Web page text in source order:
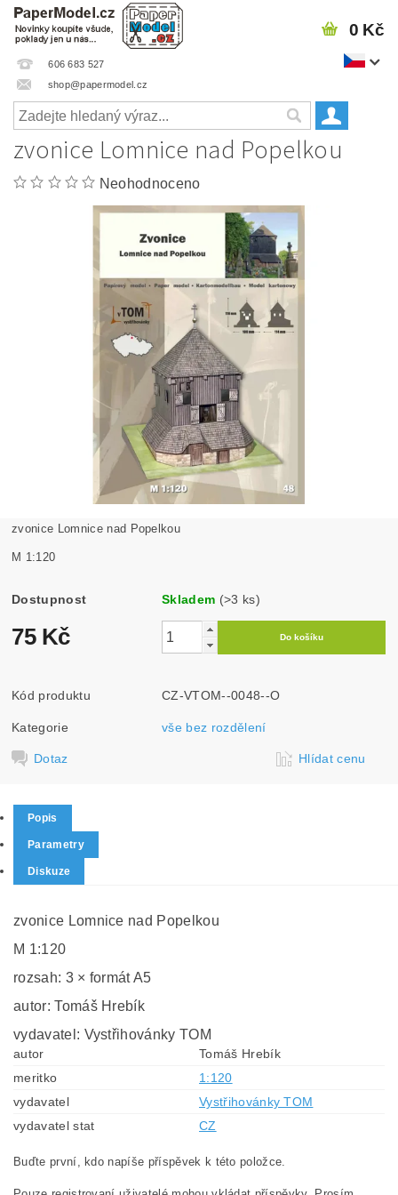
606 683 527
shop@papermodel.cz
0 Kč
zvonice Lomnice nad Popelkou
Neohodnoceno
zvonice Lomnice nad Popelkou
M 1:120
Dostupnost Skladem (>3 ks)
75 Kč
Kód produktu CZ-VTOM--0048--O
Kategorie vše bez rozdělení
Dotaz Hlídat cenu
Popis
Parametry
Diskuze
zvonice Lomnice nad Popelkou
M 1:120
rozsah: 3 × formát A5
autor: Tomáš Hrebík
vydavatel: Vystřihovánky TOM
autor
Tomáš Hrebík
meritko
1:120
vydavatel
Vystřihovánky TOM
vydavatel stat
CZ
Buďte první, kdo napíše příspěvek k této položce.